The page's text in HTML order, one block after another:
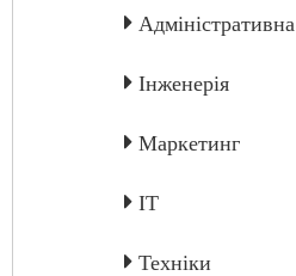
Адміністративна
Інженерія
Маркетинг
IT
Техніки